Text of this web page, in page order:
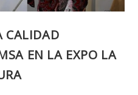
CALIDAD
EN LA EXPO LA